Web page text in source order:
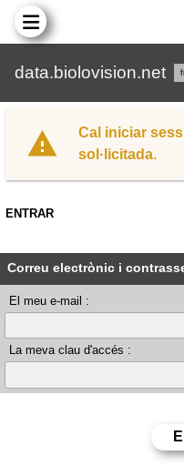
data.biolovision.net
Cal iniciar
sol·licitada.
ENTRAR
Correu electrònic i
El meu e-mail :
La meva clau d'accés :